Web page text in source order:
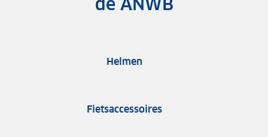
Helmen
Fietsaccessoires